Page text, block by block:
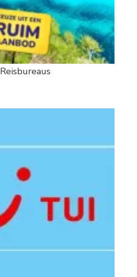
Reisbureaus